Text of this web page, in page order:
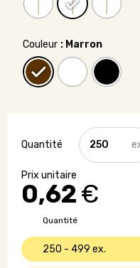
Couleur : Marron
0,62€
quantité
de
Crayon
en
bois
Quantité
250 - 499